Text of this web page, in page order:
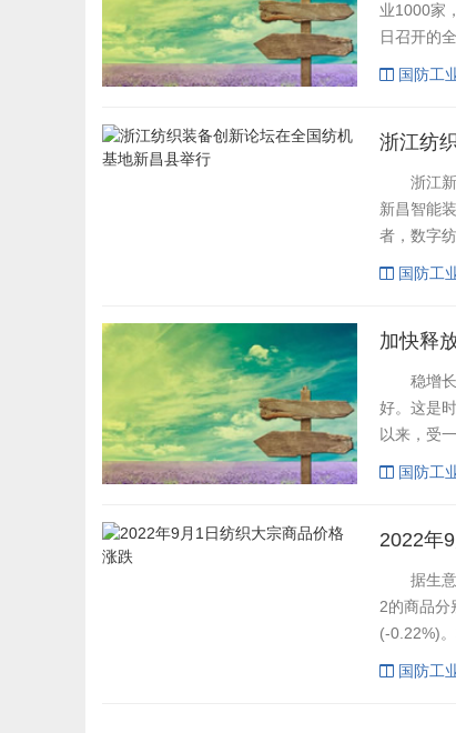
业1000家
日召开的
化改造入
国防工
浙江纺
浙江新
新昌智能
者，数字
机智能装
国防工
加快释
稳增长
好。这是
以来，受
对此，今
国防工
2022年
据生意
2的商品分
(-0.22%)
国防工